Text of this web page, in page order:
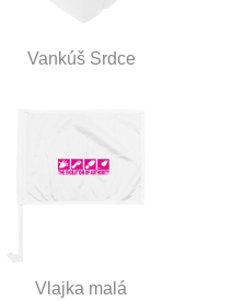
Vankúš Srdce
Vlajka malá